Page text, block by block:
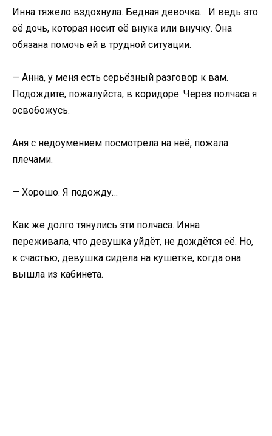
Инна тяжело вздохнула. Бедная девочка… И ведь это
её дочь, которая носит её внука или внучку. Она
обязана помочь ей в трудной ситуации.
— Анна, у меня есть серьёзный разговор к вам.
Подождите, пожалуйста, в коридоре. Через полчаса я
освобожусь.
Аня с недоумением посмотрела на неё, пожала
плечами.
— Хорошо. Я подожду…
Как же долго тянулись эти полчаса. Инна
переживала, что девушка уйдёт, не дождётся её. Но,
к счастью, девушка сидела на кушетке, когда она
вышла из кабинета.